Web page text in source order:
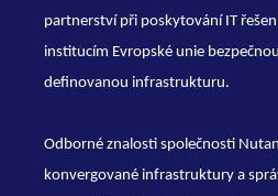
partnerství při poskytování IT
institucím Evropské unie
definovanou infrastrukturu.
Odborné znalosti společnosti
konvergované infrastruktury a